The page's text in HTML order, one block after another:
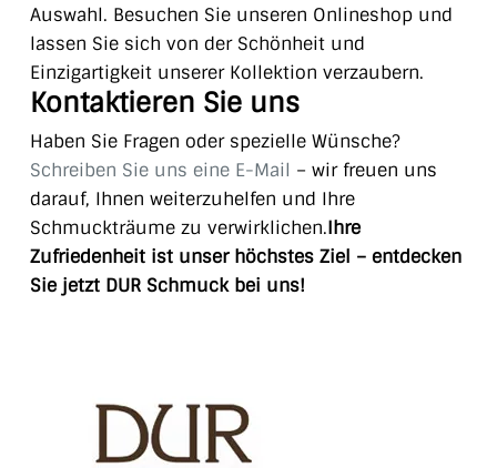
Auswahl. Besuchen Sie unseren Onlineshop und
lassen Sie sich von der Schönheit und
Einzigartigkeit unserer Kollektion verzaubern.
Kontaktieren Sie uns
Haben Sie Fragen oder spezielle Wünsche?
Schreiben Sie uns eine E-Mail – wir freuen uns
darauf, Ihnen weiterzuhelfen und Ihre
Schmuckträume zu verwirklichen.Ihre
Zufriedenheit ist unser höchstes Ziel – entdecken
Sie jetzt DUR Schmuck bei uns!